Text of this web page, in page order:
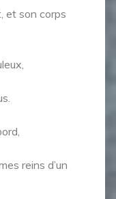
et son corps
reins d’un